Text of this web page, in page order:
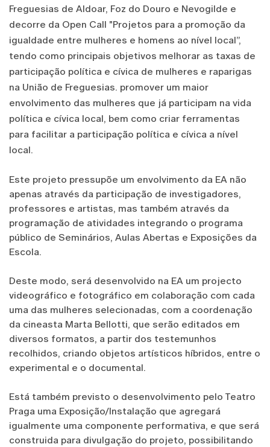
Freguesias de Aldoar, Foz do Douro e Nevogilde e
decorre da Open Call "Projetos para a promoção da
igualdade entre mulheres e homens ao nível local”,
tendo como principais objetivos melhorar as taxas de
participação política e cívica de mulheres e raparigas
na União de Freguesias. promover um maior
envolvimento das mulheres que já participam na vida
política e cívica local, bem como criar ferramentas
para facilitar a participação política e cívica a nível
local.
Este projeto pressupõe um envolvimento da EA não
apenas através da participação de investigadores,
professores e artistas, mas também através da
programação de atividades integrando o programa
público de Seminários, Aulas Abertas e Exposições da
Escola.
Deste modo, será desenvolvido na EA um projecto
videográfico e fotográfico em colaboração com cada
uma das mulheres selecionadas, com a coordenação
da cineasta Marta Bellotti, que serão editados em
diversos formatos, a partir dos testemunhos
recolhidos, criando objetos artísticos híbridos, entre o
experimental e o documental.
Está também previsto o desenvolvimento pelo Teatro
Praga uma Exposição/Instalação que agregará
igualmente uma componente performativa, e que será
construida para divulgação do projeto, possibilitando